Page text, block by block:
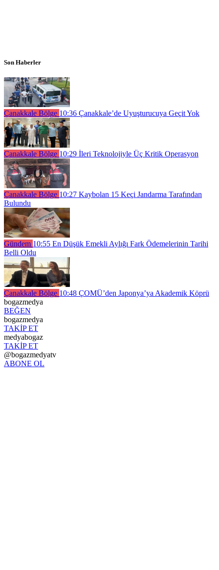
Son Haberler
Çanakkale Bölge 10:36 Çanakkale’de Uyuşturucuya Geçit Yok
Çanakkale Bölge 10:29 İleri Teknolojiyle Üç Kritik Operasyon
Çanakkale Bölge 10:27 Kaybolan 15 Keçi Jandarma Tarafından
Bulundu
Gündem 10:55 En Düşük Emekli Aylığı Fark Ödemelerinin Tarihi
Belli Oldu
Çanakkale Bölge 10:48 ÇOMÜ’den Japonya’ya Akademik Köprü
bogazmedya
BEĞEN
bogazmedya
TAKİP ET
medyabogaz
TAKİP ET
@bogazmedyatv
ABONE OL